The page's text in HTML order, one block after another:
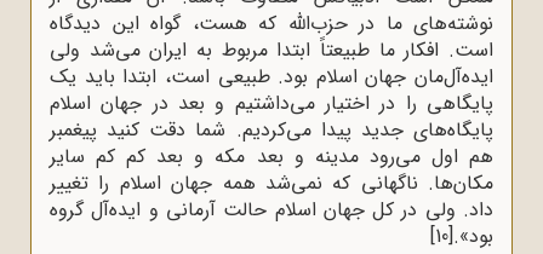
نوشته‌های ما در حزب‌الله که هست، گواه این دیدگاه
است. افکار ما طبیعتاً ابتدا مربوط به ایران می‌شد ولی
ایده‌آل‌مان جهان اسلام بود. طبیعی است، ابتدا باید یک
پایگاهی را در اختیار می‌داشتیم و بعد در جهان اسلام
پایگاه‌های جدید پیدا می‌کردیم. شما دقت کنید پیغمبر
هم اول می‌رود مدینه و بعد مکه و بعد کم کم سایر
مکان‌ها. ناگهانی که نمی‌شد همه جهان اسلام را تغییر
داد. ولی در کل جهان اسلام حالت آرمانی و ایده‌آل گروه
بود».[10]